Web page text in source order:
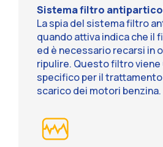
Sistema filtro
La spia del sistema filtro
quando attiva indica che il
ed è necessario recarsi in
ripulire. Questo filtro
specifico per il
scarico dei motori benzina.